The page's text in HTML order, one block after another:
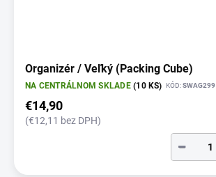
Organizér / Veľký (Packing Cube)
NA CENTRÁLNOM SKLADE(10 KS) KÓD:SWAG299
€14,90
(€12,11 bez DPH)
−